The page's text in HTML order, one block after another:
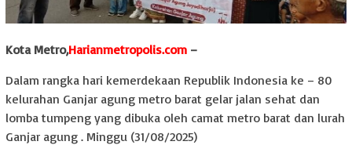
Kota Metro,Harianmetropolis.com –
Dalam rangka hari kemerdekaan Republik Indonesia ke – 80
kelurahan Ganjar agung metro barat gelar jalan sehat dan
lomba tumpeng yang dibuka oleh camat metro barat dan lurah
Ganjar agung . Minggu (31/08/2025)